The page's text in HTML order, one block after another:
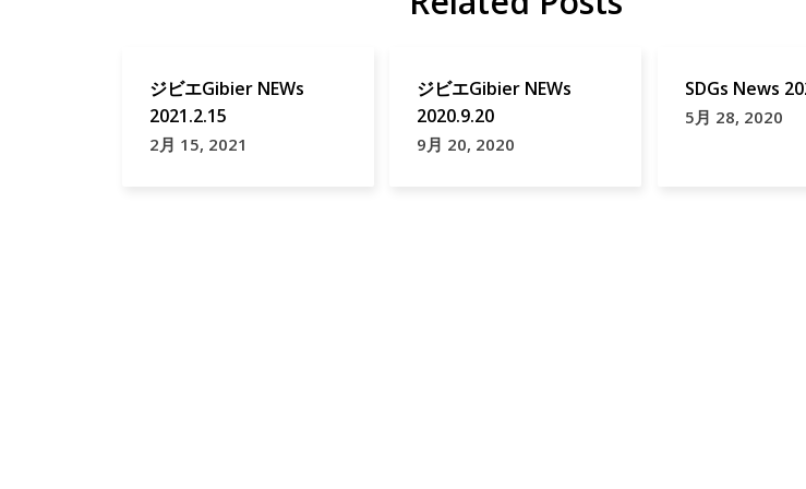
ジビエGibier NEWs
2021.2.15
2月 15, 2021
ジビエGibier NEWs
2020.9.20
9月 20, 2020
SDGs News
5月 28, 2020